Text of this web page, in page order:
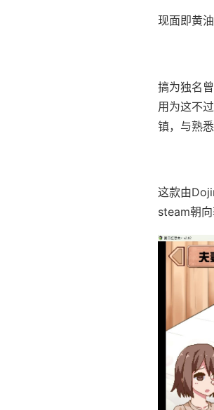
现面即黄
搞为独名
用为这不
镇，与熟
这款由
steam朝